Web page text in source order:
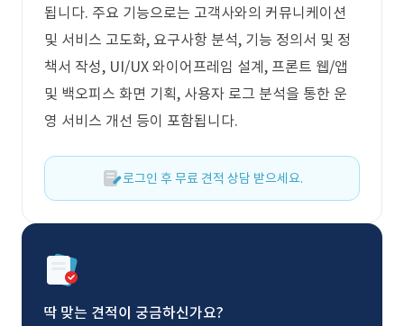
됩니다. 주요 기능으로는 고객사와의 커뮤니케이션
및 서비스 고도화, 요구사항 분석, 기능 정의서 및 정
책서 작성, UI/UX 와이어프레임 설계, 프론트 웹/앱
및 백오피스 화면 기획, 사용자 로그 분석을 통한 운
영 서비스 개선 등이 포함됩니다.
로그인 후 무료 견적 상담 받으세요.
딱 맞는 견적이 궁금하신가요?